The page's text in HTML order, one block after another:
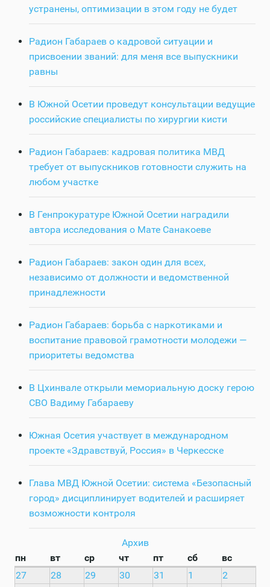
устранены, оптимизации в этом году не будет
Радион Габараев о кадровой ситуации и
присвоении званий: для меня все выпускники
равны
В Южной Осетии проведут консультации ведущие
российские специалисты по хирургии кисти
Радион Габараев: кадровая политика МВД
требует от выпускников готовности служить на
любом участке
В Генпрокуратуре Южной Осетии наградили
автора исследования о Мате Санакоеве
Радион Габараев: закон один для всех,
независимо от должности и ведомственной
принадлежности
Радион Габараев: борьба с наркотиками и
воспитание правовой грамотности молодежи —
приоритеты ведомства
В Цхинвале открыли мемориальную доску герою
СВО Вадиму Габараеву
Южная Осетия участвует в международном
проекте «Здравствуй, Россия» в Черкесске
Глава МВД Южной Осетии: система «Безопасный
город» дисциплинирует водителей и расширяет
возможности контроля
Архив
пн
вт ср чт пт сб
вс
27
28 29 30 31 1
2